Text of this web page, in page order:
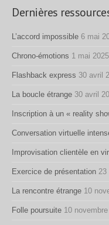
Dernières
L’accord impossible 6 mai
Chrono-émotions 1 mai 2025
Flashback express 30 avril
La boucle étrange 30 avril
Inscription à un « reality
Conversation virtuelle
Improvisation clientèle en
Exercice de présentation 23
La rencontre étrange 10
Folle poursuite 10